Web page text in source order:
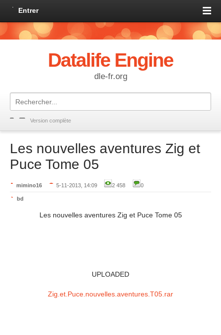
Entrer
Datalife Engine
dle-fr.org
Version complète
Les nouvelles aventures Zig et
Puce Tome 05
mimino16 5-11-2013, 14:09 2 458 0
bd
Les nouvelles aventures Zig et Puce Tome 05
UPLOADED
Zig.et.Puce.nouvelles.aventures.T05.rar